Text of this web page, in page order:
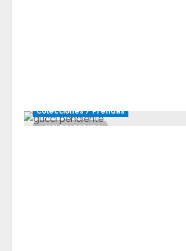
1 MIN DE LECTURA
Colecciones / Prendas